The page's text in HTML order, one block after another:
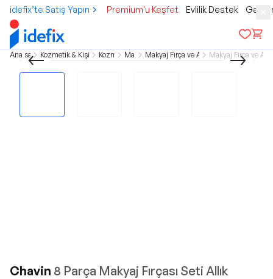
idefix’te Satış Yapın Premium'u Keşfet Evlilik Destek
Ana sayfaKozmetik & Kişisel Bakım
KozmetikMakyajMakyaj Fırça ve AksesuarlarMakyaj Fırça ve
Chavin 8 Parça Makyaj Fırçası Seti Allık